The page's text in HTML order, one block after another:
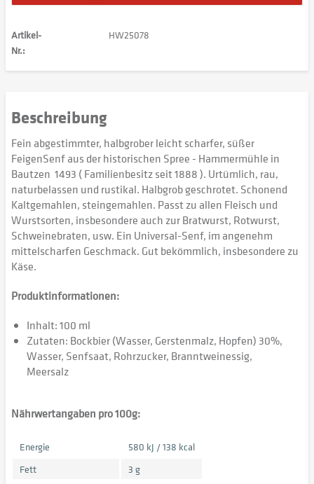
Artikel-
Nr.:
HW25078
Beschreibung
Fein abgestimmter, halbgrober leicht scharfer, süßer
FeigenSenf aus der historischen Spree - Hammermühle in
Bautzen 1493 ( Familienbesitz seit 1888 ). Urtümlich, rau,
naturbelassen und rustikal. Halbgrob geschrotet. Schonend
Kaltgemahlen, steingemahlen. Passt zu allen Fleisch und
Wurstsorten, insbesondere auch zur Bratwurst, Rotwurst,
Schweinebraten, usw. Ein Universal-Senf, im angenehm
mittelscharfen Geschmack. Gut bekömmlich, insbesondere zu
Käse.
Produktinformationen:
Inhalt: 100 ml
Zutaten: Bockbier (Wasser, Gerstenmalz, Hopfen) 30%,
Wasser, Senfsaat, Rohrzucker, Branntweinessig,
Meersalz
Nährwertangaben pro 100g:
Energie
580 kJ / 138 kcal
Fett
3 g